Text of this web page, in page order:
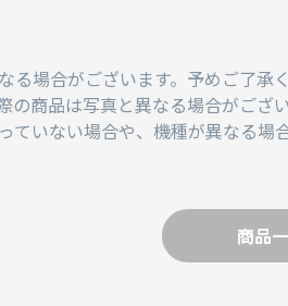
る場合がございます。予めご了承く
商品は写真と異なる場合がござい
ていない場合や、機種が異なる場
商品